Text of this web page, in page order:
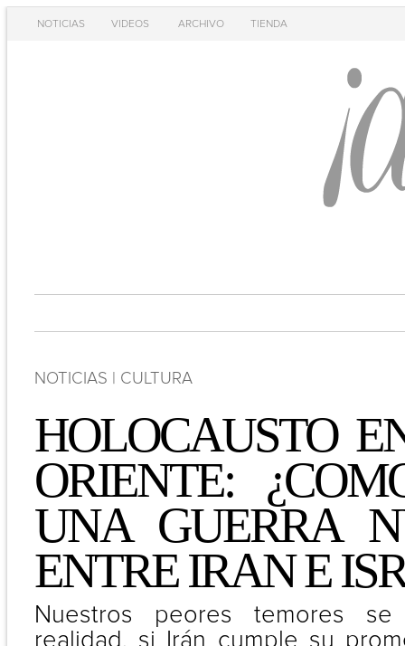
NOTICIAS VIDEOS ARCHIVO TIENDA
NOTICIAS | CULTURA
HOLOCAUSTO
ORIENTE:
UNA GUERRA
ENTRE IRAN E
Nuestros peores temores